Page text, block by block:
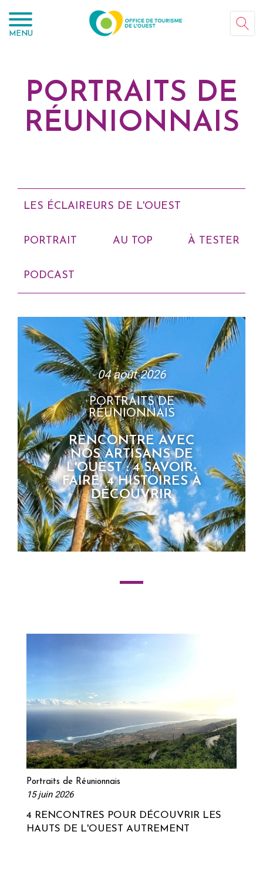
MENU
PORTRAITS DE
RÉUNIONNAIS
LES ÉCLAIREURS DE L'OUEST
PORTRAIT AU TOP À TESTER
PODCAST
04 août 2026
PORTRAITS DE
RÉUNIONNAIS
RENCONTRE AVEC
NOS ARTISANS DE
L'OUEST : 4 SAVOIR-
FAIRE, 4 HISTOIRES À
DÉCOUVRIR
Portraits de Réunionnais
15 juin 2026
4 RENCONTRES POUR DÉCOUVRIR LES
HAUTS DE L'OUEST AUTREMENT